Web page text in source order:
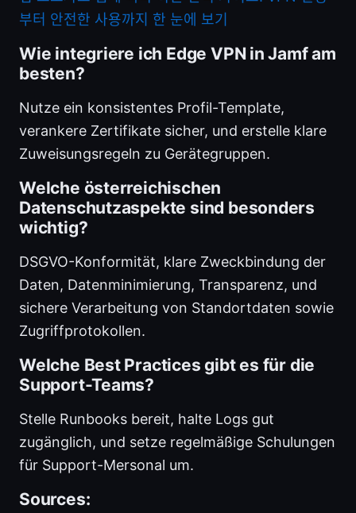
부터 안전한 사용까지 한 눈에 보기
Wie integriere ich Edge VPN in Jamf am
besten?
Nutze ein konsistentes Profil-Template,
verankere Zertifikate sicher, und erstelle klare
Zuweisungsregeln zu Gerätegruppen.
Welche österreichischen
Datenschutzaspekte sind besonders
wichtig?
DSGVO-Konformität, klare Zweckbindung der
Daten, Datenminimierung, Transparenz, und
sichere Verarbeitung von Standortdaten sowie
Zugriffprotokollen.
Welche Best Practices gibt es für die
Support-Teams?
Stelle Runbooks bereit, halte Logs gut
zugänglich, und setze regelmäßige Schulungen
für Support-Mersonal um.
Sources: